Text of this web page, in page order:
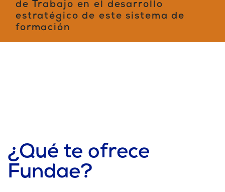
de Trabajo en el desarrollo
estratégico de este sistema de
formación
¿Qué te ofrece
Fundae?